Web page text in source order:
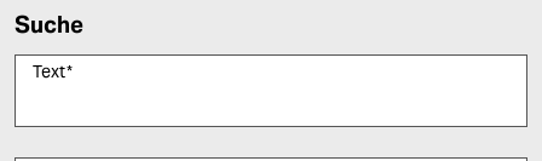
Suche
Text*